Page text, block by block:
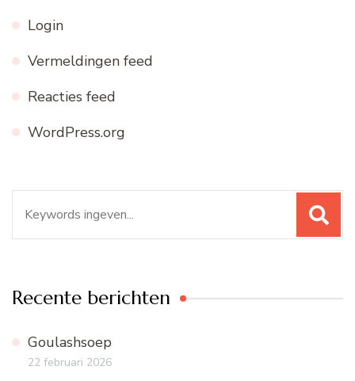
Login
Vermeldingen feed
Reacties feed
WordPress.org
naar:
Recente berichten
Goulashsoep
22 februari 2026